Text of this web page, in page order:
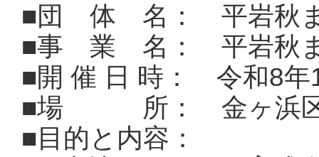
■団 体 名： 平岩秋ま
■事 業 名： 平岩秋
■開 催 日 時： 令和8年
■場 所： 金ヶ浜区
■目的と内容：